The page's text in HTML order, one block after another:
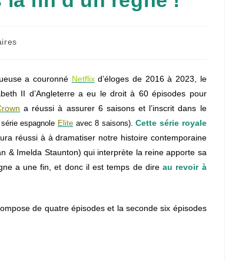
a couronné Netflixd’éloges de 2016 à 2023, le
II d’Angleterre a eu le droit à 60 épisodes pour
a réussi à assurer 6 saisons et l’inscrit dans le
espagnole Elite avec 8 saisons).Cette série royale
réussi à à dramatiser notre histoire contemporaine
& Imelda Staunton) qui interprète la reine apporte sa
a une fin, et donc il est temps de direau revoir à
de quatre épisodes et la seconde six épisodes